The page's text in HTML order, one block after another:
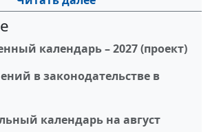
календарь – 2027 (проект)
в законодательстве в
календарь на август